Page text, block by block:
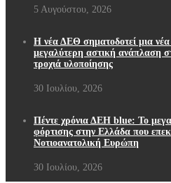
5 Αυγούστου, 2026
Η νέα ΔΕΘ σηματοδοτεί μια
μεγαλύτερη αστική ανάπλαση
τροχιά υλοποίησης
30 Ιουλίου, 2026
Πέντε χρόνια ΔΕΗ blue: Το
φόρτισης στην Ελλάδα που
Νοτιοανατολική Ευρώπη
30 Ιουλίου, 2026